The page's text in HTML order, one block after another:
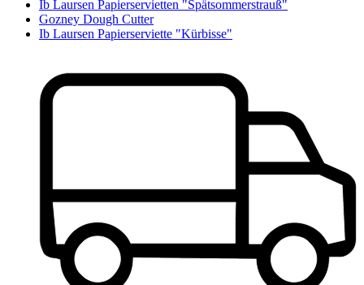
Ib Laursen Papierservietten "Spätsommerstrauß"
Gozney Dough Cutter
Ib Laursen Papierserviette "Kürbisse"